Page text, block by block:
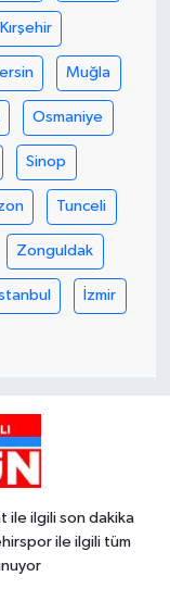
Kırşehir
Muğla
Osmaniye
Sinop
Tunceli
Zonguldak
İzmir
ile ilgili son dakika
ile ilgili tüm